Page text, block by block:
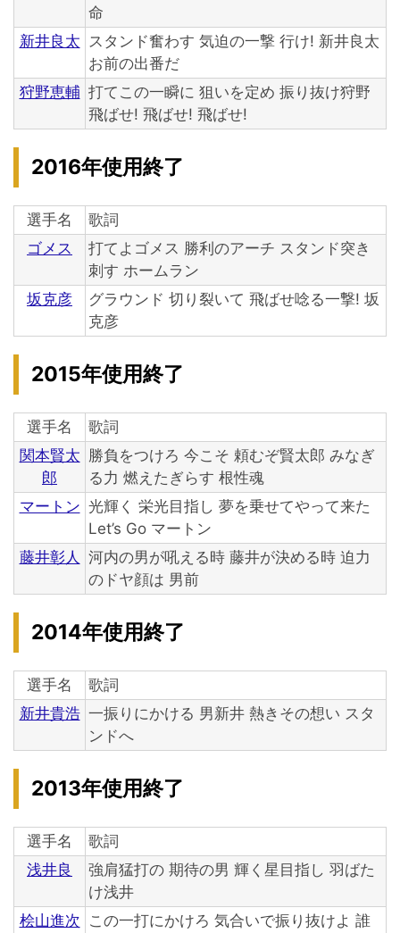
命
新井良太 スタンド奮わす 気迫の一撃 行け! 新井良太
お前の出番だ
狩野恵輔 打てこの一瞬に 狙いを定め 振り抜け狩野
飛ばせ! 飛ばせ! 飛ばせ!
2016年使用終了
選手名
歌詞
ゴメス
打てよゴメス 勝利のアーチ スタンド突き
刺す ホームラン
坂克彦
グラウンド 切り裂いて 飛ばせ唸る一撃! 坂
克彦
2015年使用終了
選手名
歌詞
関本賢太
郎
勝負をつけろ 今こそ 頼むぞ賢太郎 みなぎ
る力 燃えたぎらす 根性魂
マートン 光輝く 栄光目指し 夢を乗せてやって来た
Let’s Go マートン
藤井彰人
河内の男が吼える時 藤井が決める時 迫力
のドヤ顔は 男前
2014年使用終了
選手名
歌詞
新井貴浩 一振りにかける 男新井 熱きその想い スタ
ンドへ
2013年使用終了
選手名
歌詞
浅井良
強肩猛打の 期待の男 輝く星目指し 羽ばた
け浅井
桧山進次 この一打にかけろ 気合いで振り抜けよ 誰